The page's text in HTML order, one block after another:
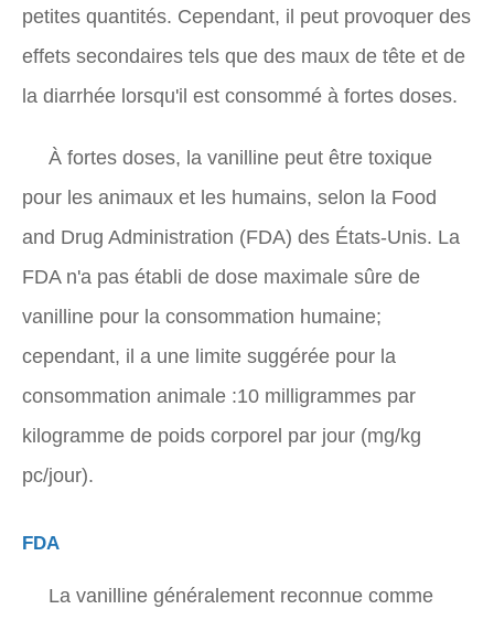
petites quantités. Cependant, il peut provoquer des
effets secondaires tels que des maux de tête et de
la diarrhée lorsqu'il est consommé à fortes doses.
À fortes doses, la vanilline peut être toxique
pour les animaux et les humains, selon la Food
and Drug Administration (FDA) des États-Unis. La
FDA n'a pas établi de dose maximale sûre de
vanilline pour la consommation humaine;
cependant, il a une limite suggérée pour la
consommation animale :10 milligrammes par
kilogramme de poids corporel par jour (mg/kg
pc/jour).
FDA
La vanilline généralement reconnue comme